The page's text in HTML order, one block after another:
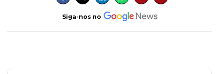
Siga-nos no